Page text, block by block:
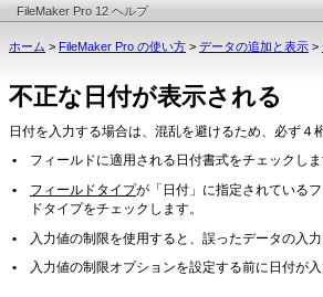
FileMaker Pro 12 ヘルプ
ホーム > FileMaker Pro の使い方 > データの追加と表示 >
不正な日付が表示される
日付を入力する場合は、混乱を避けるため、必ず４
•
フィールドに適用される日付書式をチェックしま
•
フィールドタイプが「日付」に指定されている
ドタイプをチェックします。
•
入力値の制限を使用すると、誤ったデータの入
•
入力値の制限オプションを設定する前に日付が